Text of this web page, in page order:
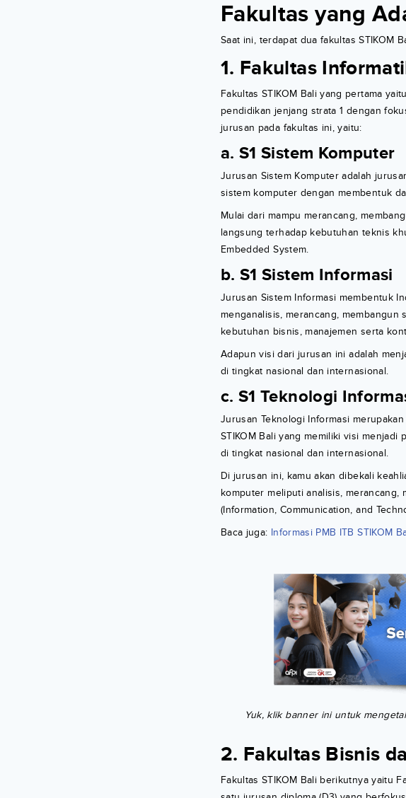
Fakultas yang
Saat ini, terdapat dua fakultas STIKOM
1. Fakultas
Fakultas STIKOM Bali yang pertama
pendidikan jenjang strata 1 dengan
jurusan pada fakultas ini, yaitu:
a. S1 Sistem Komputer
Jurusan Sistem Komputer adalah
sistem komputer dengan membentuk
Mulai dari mampu merancang,
langsung terhadap kebutuhan teknis
Embedded System.
b. S1 Sistem Informasi
Jurusan Sistem Informasi membentuk
menganalisis, merancang,
kebutuhan bisnis, manajemen serta
Adapun visi dari jurusan ini adalah
di tingkat nasional dan internasional.
c. S1 Teknologi
Jurusan Teknologi Informasi
STIKOM Bali yang memiliki visi
di tingkat nasional dan internasional.
Di jurusan ini, kamu akan dibekali
komputer meliputi analisis, merancang,
(Information, Communication, and
Baca juga: Informasi PMB ITB STIKOM
Yuk, klik banner ini untuk
2. Fakultas Bisnis
Fakultas STIKOM Bali berikutnya yaitu